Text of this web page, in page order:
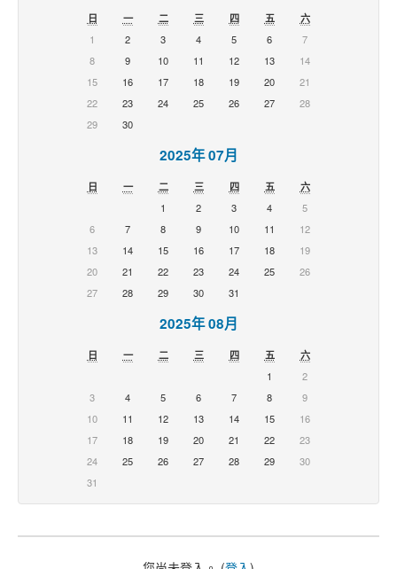
日 一 二 三 四 五
六
1
2 3 4 5 6
7
8
9 10 11 12 13
14
15
16 17 18 19 20
21
22
23 24 25 26 27
28
29
30
2025年 07月
日 一 二 三 四 五
六
1
2 3 4
5
6
7 8 9 10 11
12
13
14 15 16 17 18
19
20
21 22 23 24 25
26
27
28 29 30 31
2025年 08月
日 一 二 三 四 五
六
1
2
3
4 5 6 7 8
9
10
11 12 13 14 15
16
17
18 19 20 21 22
23
24
25 26 27 28 29
30
31